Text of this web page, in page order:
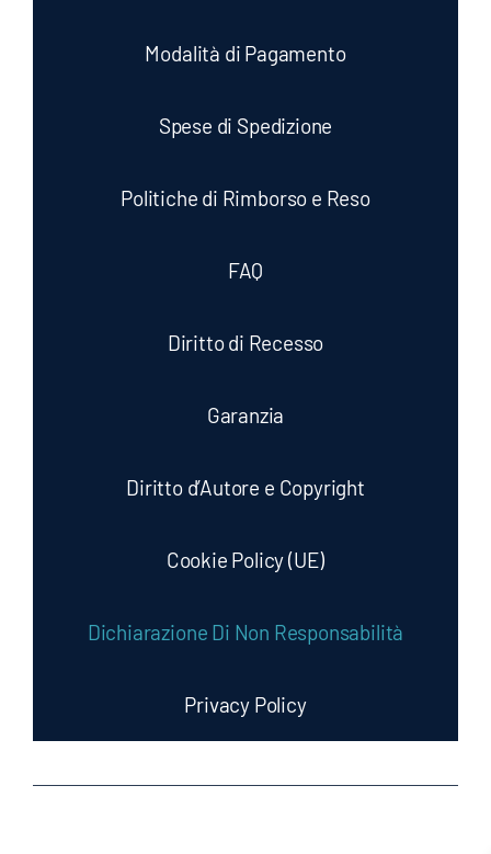
Modalità di Pagamento
Spese di Spedizione
Politiche di Rimborso e Reso
FAQ
Diritto di Recesso
Garanzia
Diritto d’Autore e Copyright
Cookie Policy (UE)
Dichiarazione Di Non Responsabilità
Privacy Policy